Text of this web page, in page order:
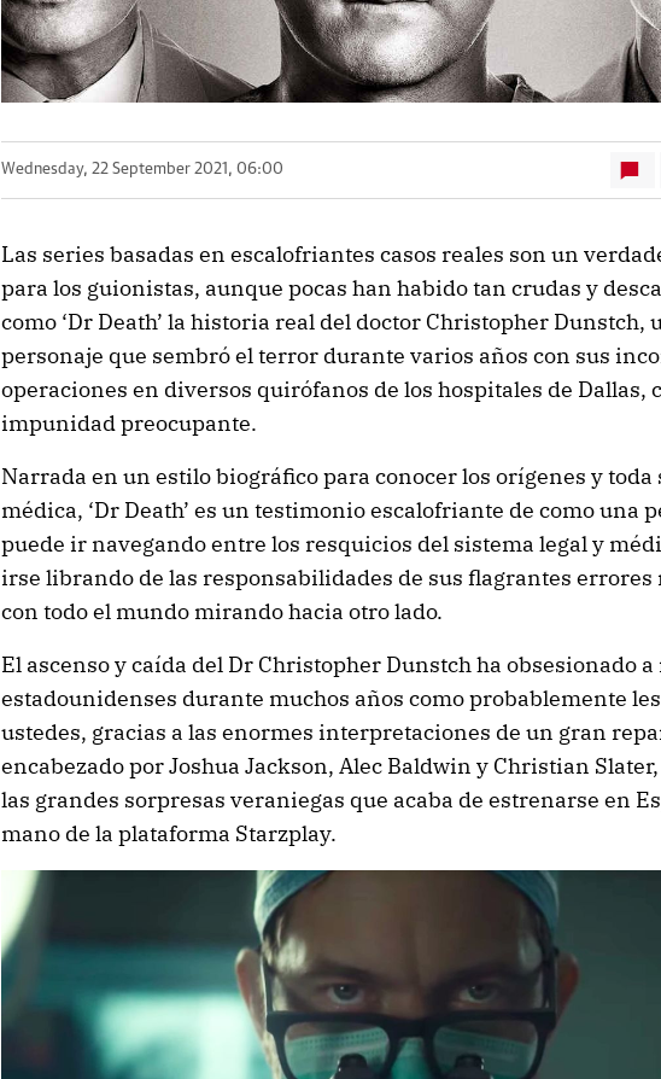
Wednesday, 22 September 2021, 06:00
Las series basadas en escalofriantes casos reales son un
para los guionistas, aunque pocas han habido tan crudas y
como ‘Dr Death’ la historia real del doctor Christopher Dunstch,
personaje que sembró el terror durante varios años con sus
operaciones en diversos quirófanos de los hospitales de Dallas,
impunidad preocupante.
Narrada en un estilo biográfico para conocer los orígenes y toda
médica, ‘Dr Death’ es un testimonio escalofriante de como una
puede ir navegando entre los resquicios del sistema legal y
irse librando de las responsabilidades de sus flagrantes errores
con todo el mundo mirando hacia otro lado.
El ascenso y caída del Dr Christopher Dunstch ha obsesionado a
estadounidenses durante muchos años como probablemente
ustedes, gracias a las enormes interpretaciones de un gran
encabezado por Joshua Jackson, Alec Baldwin y Christian
las grandes sorpresas veraniegas que acaba de estrenarse en
mano de la plataforma Starzplay.